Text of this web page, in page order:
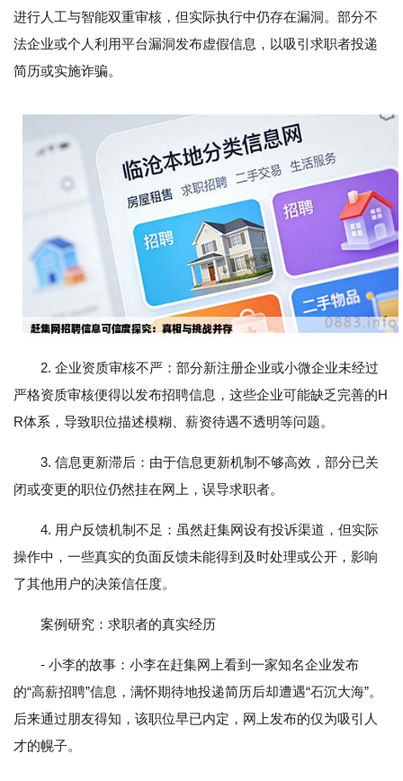
进行人工与智能双重审核，但实际执行中仍存在漏洞。部分不
法企业或个人利用平台漏洞发布虚假信息，以吸引求职者投递
简历或实施诈骗。
2. 企业资质审核不严：部分新注册企业或小微企业未经过
严格资质审核便得以发布招聘信息，这些企业可能缺乏完善的H
R体系，导致职位描述模糊、薪资待遇不透明等问题。
3. 信息更新滞后：由于信息更新机制不够高效，部分已关
闭或变更的职位仍然挂在网上，误导求职者。
4. 用户反馈机制不足：虽然赶集网设有投诉渠道，但实际
操作中，一些真实的负面反馈未能得到及时处理或公开，影响
了其他用户的决策信任度。
案例研究：求职者的真实经历
- 小李的故事：小李在赶集网上看到一家知名企业发布
的“高薪招聘”信息，满怀期待地投递简历后却遭遇“石沉大海”。
后来通过朋友得知，该职位早已内定，网上发布的仅为吸引人
才的幌子。